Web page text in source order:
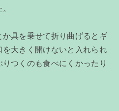
具を乗せて折り曲げるとギ
大きく開けないと入れられ
つくのも食べにくかったり